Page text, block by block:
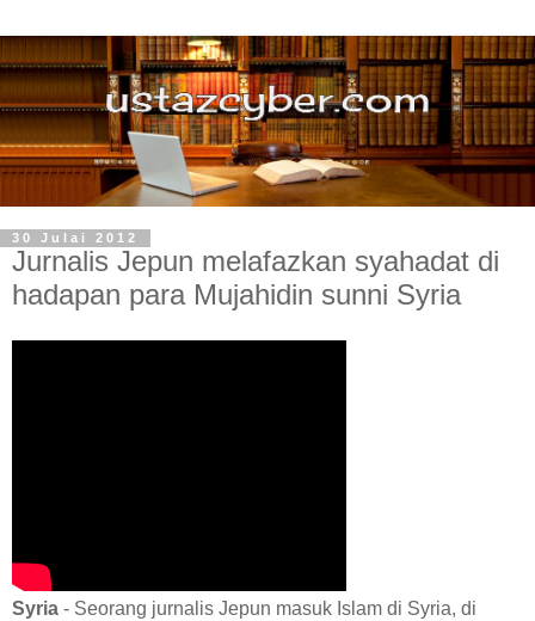
30 Julai 2012
Jurnalis Jepun melafazkan syahadat di
hadapan para Mujahidin sunni Syria
Syria - Seorang jurnalis Jepun masuk Islam di Syria, di